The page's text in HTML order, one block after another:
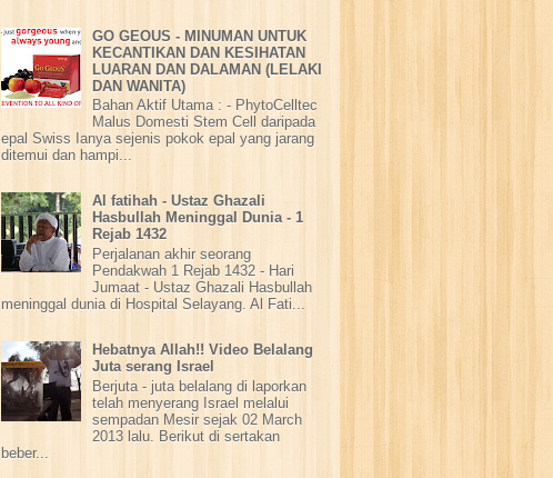
GO GEOUS - MINUMAN UNTUK
KECANTIKAN DAN KESIHATAN
LUARAN DAN DALAMAN (LELAKI
DAN WANITA)
Bahan Aktif Utama : - PhytoCelltec
Malus Domesti Stem Cell daripada
epal Swiss Ianya sejenis pokok epal yang jarang
ditemui dan hampi...
Al fatihah - Ustaz Ghazali
Hasbullah Meninggal Dunia - 1
Rejab 1432
Perjalanan akhir seorang
Pendakwah 1 Rejab 1432 - Hari
Jumaat - Ustaz Ghazali Hasbullah
meninggal dunia di Hospital Selayang. Al Fati...
Hebatnya Allah!! Video Belalang
Juta serang Israel
Berjuta - juta belalang di laporkan
telah menyerang Israel melalui
sempadan Mesir sejak 02 March
2013 lalu. Berikut di sertakan
beber...